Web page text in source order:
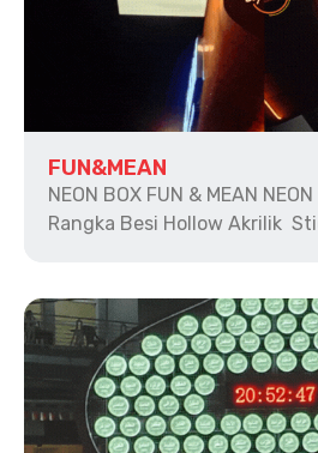
FUN&MEAN
NEON BOX FUN & MEAN
Rangka Besi Hollow Akrilik